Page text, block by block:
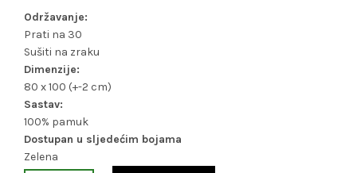
Održavanje:
Prati na 30
Sušiti na zraku
Dimenzije:
80 x 100 (+-2 cm)
Sastav:
100% pamuk
Dostupan u sljedećim bojama
Zelena